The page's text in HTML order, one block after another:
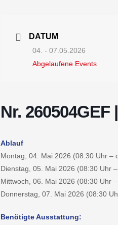
DATUM
04. - 07.05.2026
Abgelaufene Events
Nr.
Ablauf
Montag, 04. Mai 2026 (08:30 Uhr –
Dienstag, 05. Mai 2026 (08:30 Uhr
Mittwoch, 06. Mai 2026 (08:30 Uhr
Donnerstag, 07. Mai 2026 (08:30
Benötigte Ausstattung: